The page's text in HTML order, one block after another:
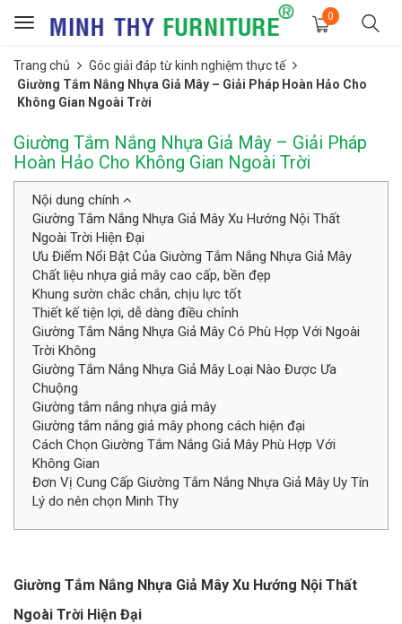
Toggle
0
Trang chủ
Góc giải đáp từ kinh nghiệm thực tế
Giường Tắm Nắng Nhựa Giả Mây – Giải Pháp Hoàn Hảo Cho
Không Gian Ngoài Trời
Giường Tắm Nắng Nhựa Giả Mây – Giải Pháp
Hoàn Hảo Cho Không Gian Ngoài Trời
Nội dung chính
Giường Tắm Nắng Nhựa Giả Mây Xu Hướng Nội Thất
Ngoài Trời Hiện Đại
Ưu Điểm Nổi Bật Của Giường Tắm Nắng Nhựa Giả Mây
Chất liệu nhựa giả mây cao cấp, bền đẹp
Khung sườn chắc chắn, chịu lực tốt
Thiết kế tiện lợi, dễ dàng điều chỉnh
Giường Tắm Nắng Nhựa Giả Mây Có Phù Hợp Với Ngoài
Trời Không
Giường Tắm Nắng Nhựa Giả Mây Loại Nào Được Ưa
Chuộng
Giường tắm nắng nhựa giả mây
Giường tắm nắng giả mây phong cách hiện đại
Cách Chọn Giường Tắm Nắng Giả Mây Phù Hợp Với
Không Gian
Đơn Vị Cung Cấp Giường Tắm Nắng Nhựa Giả Mây Uy Tín
Lý do nên chọn Minh Thy
Giường Tắm Nắng Nhựa Giả Mây Xu Hướng Nội Thất
Ngoài Trời Hiện Đại